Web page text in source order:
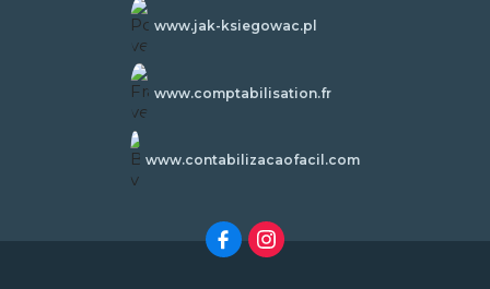
www.jak-ksiegowac.pl
www.comptabilisation.fr
www.contabilizacaofacil.com